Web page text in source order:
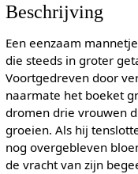
Beschrijving
Een eenzaam
die steeds in groter
Voortgedreven door
naarmate het boeket
dromen drie vrouwen
groeien. Als hij
nog overgebleven
de vracht van zijn